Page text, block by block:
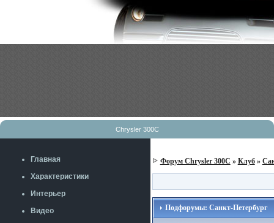
Chrysler 300C
Главная
Характеристики
Интерьер
Видео
Форум Chrysler 300C » Клуб»
Подфорумы: Санкт-Петербург